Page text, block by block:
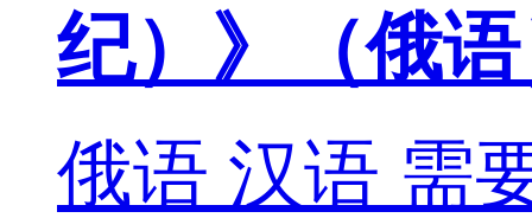
纪）》（俄
俄语 汉语 需